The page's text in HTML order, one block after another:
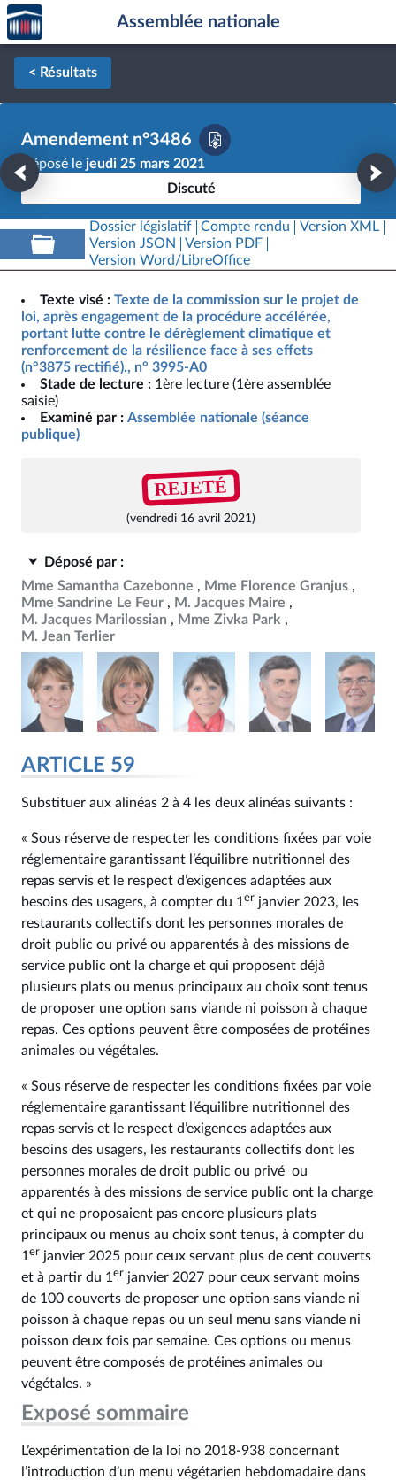
Aller au contenu
Aller en bas de la page
Accèder
à la
page
d'accueil
Assemblée nationale
< Résultats
Amendement n°3486
Déposé le jeudi 25 mars 2021
Discuté
Dossier législatif Compte rendu
Version XML
Version JSON
Version PDF
Version Word/LibreOffice
Texte visé : Texte de la commission sur le projet de
loi, après engagement de la procédure accélérée,
portant lutte contre le dérèglement climatique et
renforcement de la résilience face à ses effets
(n°3875 rectifié)., n° 3995-A0
Stade de lecture : 1ère lecture (1ère assemblée
saisie)
Examiné par : Assemblée nationale (séance
publique)
REJETÉ
(vendredi 16 avril 2021)
Déposé par :
Mme Samantha Cazebonne
Mme Florence Granjus
Mme Sandrine Le Feur
M. Jacques Maire
M. Jacques Marilossian
Mme Zivka Park
M. Jean Terlier
ARTICLE 59
Substituer aux alinéas 2 à 4 les deux alinéas suivants :
« Sous réserve de respecter les conditions fixées par voie
réglementaire garantissant l’équilibre nutritionnel des
repas servis et le respect d’exigences adaptées aux
besoins des usagers, à compter du 1 er janvier 2023, les
restaurants collectifs dont les personnes morales de
droit public ou privé ou apparentés à des missions de
service public ont la charge et qui proposent déjà
plusieurs plats ou menus principaux au choix sont tenus
de proposer une option sans viande ni poisson à chaque
repas. Ces options peuvent être composées de protéines
animales ou végétales.
« Sous réserve de respecter les conditions fixées par voie
réglementaire garantissant l’équilibre nutritionnel des
repas servis et le respect d’exigences adaptées aux
besoins des usagers, les restaurants collectifs dont les
personnes morales de droit public ou privé ou
apparentés à des missions de service public ont la charge
et qui ne proposaient pas encore plusieurs plats
principaux ou menus au choix sont tenus, à compter du
1 er janvier 2025 pour ceux servant plus de cent couverts
et à partir du 1 er janvier 2027 pour ceux servant moins
de 100 couverts de proposer une option sans viande ni
poisson à chaque repas ou un seul menu sans viande ni
poisson deux fois par semaine. Ces options ou menus
peuvent être composés de protéines animales ou
végétales. »
Exposé sommaire
L’expérimentation de la loi no 2018-938 concernant
l’introduction d’un menu végétarien hebdomadaire dans